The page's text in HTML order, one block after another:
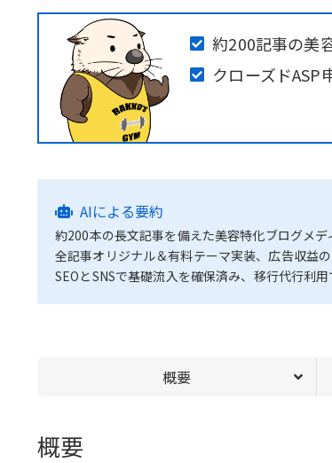
約200記事の美
クローズドASP
AIによる要約
約200本の長文記事を備えた美容特化ブログメデ
全記事オリジナル＆有料テーマ実装、広告収益
SEOとSNSで基礎流入を確保済み、移行代行利
概要
概要